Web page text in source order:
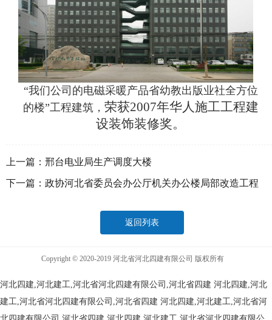
“我们公司的电磁采暖产品省幼教出版业社全方位
的楼”工程建筑， 荣获2007年华人施工工程建
设装饰装修奖。
上一篇： 邢台电业局生产调度大楼
下一篇： 政协河北省委员会办公厅机关办公楼局部改造工程
返回列表
Copyright © 2020-2019 河北省河北四建有限公司 版权所有
河北四建,河北建工,河北省河北四建有限公司,河北省四建 河北四建,河北
建工,河北省河北四建有限公司,河北省四建 河北四建,河北建工,河北省河